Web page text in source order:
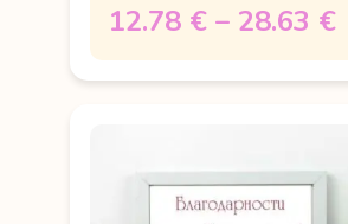
12.78 € – 28.63 €